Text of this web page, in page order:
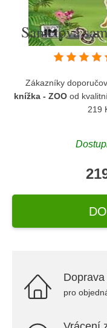
Sametová
Zákazníky
knížka - ZOOod
219
pro